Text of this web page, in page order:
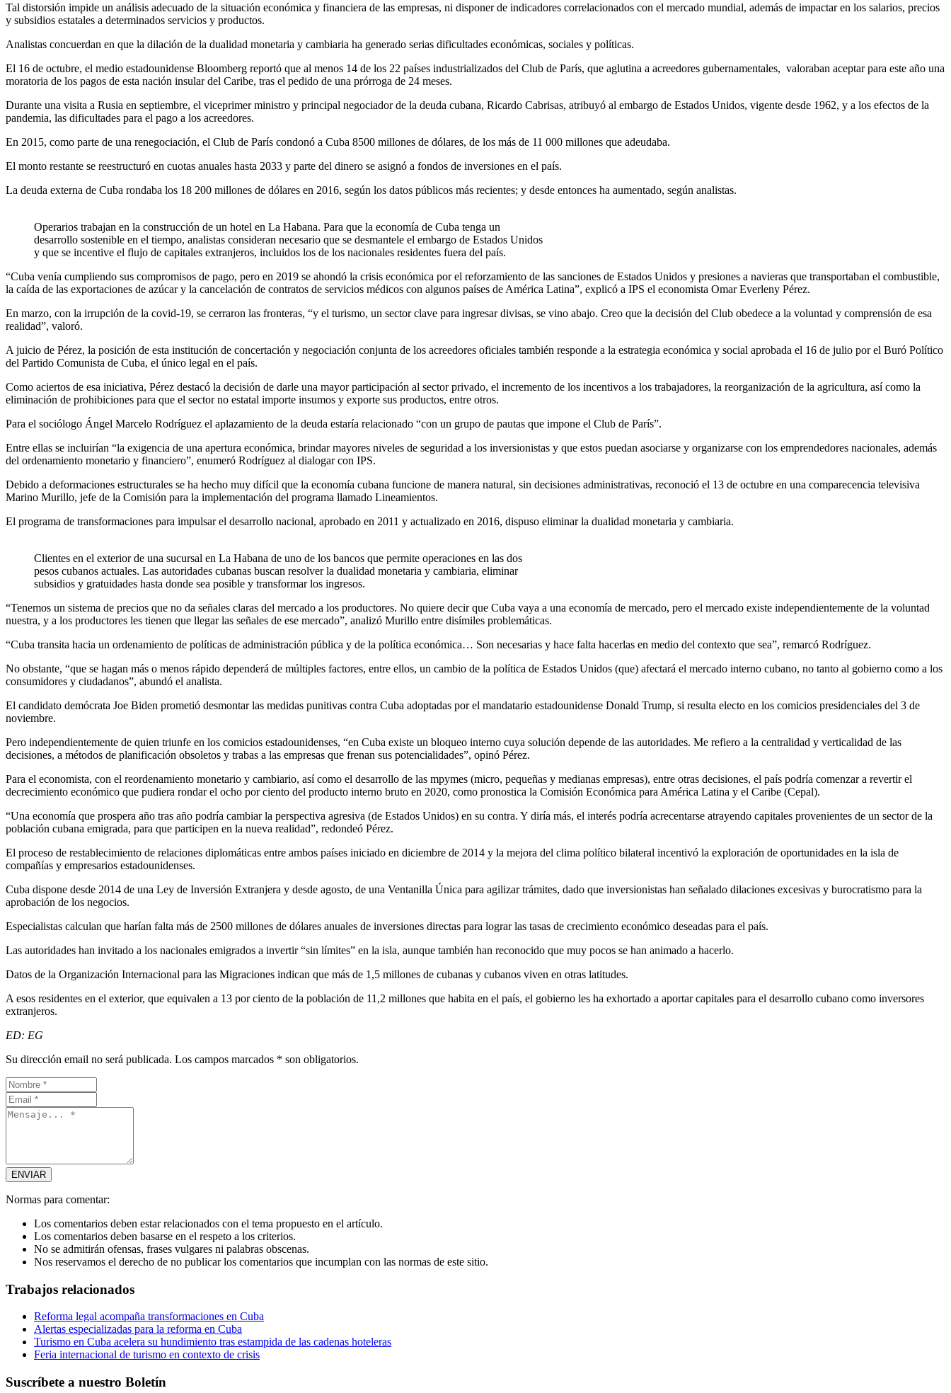
Tal distorsión impide un análisis adecuado de la situación económica y financiera de las empresas, ni disponer de indicadores correlacionados con el mercado mundial, además de impactar en los salarios, precios
y subsidios estatales a determinados servicios y productos.
Analistas concuerdan en que la dilación de la dualidad monetaria y cambiaria ha generado serias dificultades económicas, sociales y políticas.
El 16 de octubre, el medio estadounidense Bloomberg reportó que al menos 14 de los 22 países industrializados del Club de París, que aglutina a acreedores gubernamentales, valoraban aceptar para este año una
moratoria de los pagos de esta nación insular del Caribe, tras el pedido de una prórroga de 24 meses.
Durante una visita a Rusia en septiembre, el viceprimer ministro y principal negociador de la deuda cubana, Ricardo Cabrisas, atribuyó al embargo de Estados Unidos, vigente desde 1962, y a los efectos de la
pandemia, las dificultades para el pago a los acreedores.
En 2015, como parte de una renegociación, el Club de París condonó a Cuba 8500 millones de dólares, de los más de 11 000 millones que adeudaba.
El monto restante se reestructuró en cuotas anuales hasta 2033 y parte del dinero se asignó a fondos de inversiones en el país.
La deuda externa de Cuba rondaba los 18 200 millones de dólares en 2016, según los datos públicos más recientes; y desde entonces ha aumentado, según analistas.
Operarios trabajan en la construcción de un hotel en La Habana. Para que la economía de Cuba tenga un
desarrollo sostenible en el tiempo, analistas consideran necesario que se desmantele el embargo de Estados Unidos
y que se incentive el flujo de capitales extranjeros, incluidos los de los nacionales residentes fuera del país.
“Cuba venía cumpliendo sus compromisos de pago, pero en 2019 se ahondó la crisis económica por el reforzamiento de las sanciones de Estados Unidos y presiones a navieras que transportaban el combustible,
la caída de las exportaciones de azúcar y la cancelación de contratos de servicios médicos con algunos países de América Latina”, explicó a IPS el economista Omar Everleny Pérez.
En marzo, con la irrupción de la covid-19, se cerraron las fronteras, “y el turismo, un sector clave para ingresar divisas, se vino abajo. Creo que la decisión del Club obedece a la voluntad y comprensión de esa
realidad”, valoró.
A juicio de Pérez, la posición de esta institución de concertación y negociación conjunta de los acreedores oficiales también responde a la estrategia económica y social aprobada el 16 de julio por el Buró Político
del Partido Comunista de Cuba, el único legal en el país.
Como aciertos de esa iniciativa, Pérez destacó la decisión de darle una mayor participación al sector privado, el incremento de los incentivos a los trabajadores, la reorganización de la agricultura, así como la
eliminación de prohibiciones para que el sector no estatal importe insumos y exporte sus productos, entre otros.
Para el sociólogo Ángel Marcelo Rodríguez el aplazamiento de la deuda estaría relacionado “con un grupo de pautas que impone el Club de París”.
Entre ellas se incluirían “la exigencia de una apertura económica, brindar mayores niveles de seguridad a los inversionistas y que estos puedan asociarse y organizarse con los emprendedores nacionales, además
del ordenamiento monetario y financiero”, enumeró Rodríguez al dialogar con IPS.
Debido a deformaciones estructurales se ha hecho muy difícil que la economía cubana funcione de manera natural, sin decisiones administrativas, reconoció el 13 de octubre en una comparecencia televisiva
Marino Murillo, jefe de la Comisión para la implementación del programa llamado Lineamientos.
El programa de transformaciones para impulsar el desarrollo nacional, aprobado en 2011 y actualizado en 2016, dispuso eliminar la dualidad monetaria y cambiaria.
Clientes en el exterior de una sucursal en La Habana de uno de los bancos que permite operaciones en las dos
pesos cubanos actuales. Las autoridades cubanas buscan resolver la dualidad monetaria y cambiaria, eliminar
subsidios y gratuidades hasta donde sea posible y transformar los ingresos.
“Tenemos un sistema de precios que no da señales claras del mercado a los productores. No quiere decir que Cuba vaya a una economía de mercado, pero el mercado existe independientemente de la voluntad
nuestra, y a los productores les tienen que llegar las señales de ese mercado”, analizó Murillo entre disímiles problemáticas.
“Cuba transita hacia un ordenamiento de políticas de administración pública y de la política económica… Son necesarias y hace falta hacerlas en medio del contexto que sea”, remarcó Rodríguez.
No obstante, “que se hagan más o menos rápido dependerá de múltiples factores, entre ellos, un cambio de la política de Estados Unidos (que) afectará el mercado interno cubano, no tanto al gobierno como a los
consumidores y ciudadanos”, abundó el analista.
El candidato demócrata Joe Biden prometió desmontar las medidas punitivas contra Cuba adoptadas por el mandatario estadounidense Donald Trump, si resulta electo en los comicios presidenciales del 3 de
noviembre.
Pero independientemente de quien triunfe en los comicios estadounidenses, “en Cuba existe un bloqueo interno cuya solución depende de las autoridades. Me refiero a la centralidad y verticalidad de las
decisiones, a métodos de planificación obsoletos y trabas a las empresas que frenan sus potencialidades”, opinó Pérez.
Para el economista, con el reordenamiento monetario y cambiario, así como el desarrollo de las mpymes (micro, pequeñas y medianas empresas), entre otras decisiones, el país podría comenzar a revertir el
decrecimiento económico que pudiera rondar el ocho por ciento del producto interno bruto en 2020, como pronostica la Comisión Económica para América Latina y el Caribe (Cepal).
“Una economía que prospera año tras año podría cambiar la perspectiva agresiva (de Estados Unidos) en su contra. Y diría más, el interés podría acrecentarse atrayendo capitales provenientes de un sector de la
población cubana emigrada, para que participen en la nueva realidad”, redondeó Pérez.
El proceso de restablecimiento de relaciones diplomáticas entre ambos países iniciado en diciembre de 2014 y la mejora del clima político bilateral incentivó la exploración de oportunidades en la isla de
compañías y empresarios estadounidenses.
Cuba dispone desde 2014 de una Ley de Inversión Extranjera y desde agosto, de una Ventanilla Única para agilizar trámites, dado que inversionistas han señalado dilaciones excesivas y burocratismo para la
aprobación de los negocios.
Especialistas calculan que harían falta más de 2500 millones de dólares anuales de inversiones directas para lograr las tasas de crecimiento económico deseadas para el país.
Las autoridades han invitado a los nacionales emigrados a invertir “sin límites” en la isla, aunque también han reconocido que muy pocos se han animado a hacerlo.
Datos de la Organización Internacional para las Migraciones indican que más de 1,5 millones de cubanas y cubanos viven en otras latitudes.
A esos residentes en el exterior, que equivalen a 13 por ciento de la población de 11,2 millones que habita en el país, el gobierno les ha exhortado a aportar capitales para el desarrollo cubano como inversores
extranjeros.
ED: EG
Su dirección email no será publicada. Los campos marcados * son obligatorios.
Normas para comentar:
Los comentarios deben estar relacionados con el tema propuesto en el artículo.
Los comentarios deben basarse en el respeto a los criterios.
No se admitirán ofensas, frases vulgares ni palabras obscenas.
Nos reservamos el derecho de no publicar los comentarios que incumplan con las normas de este sitio.
Trabajos relacionados
Reforma legal acompaña transformaciones en Cuba
Alertas especializadas para la reforma en Cuba
Turismo en Cuba acelera su hundimiento tras estampida de las cadenas hoteleras
Feria internacional de turismo en contexto de crisis
Suscríbete a nuestro Boletín